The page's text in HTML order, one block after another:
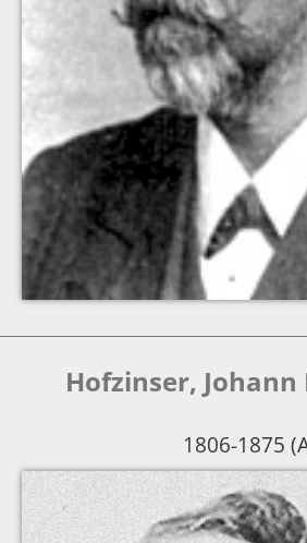
Hofzinser,
1806-1875